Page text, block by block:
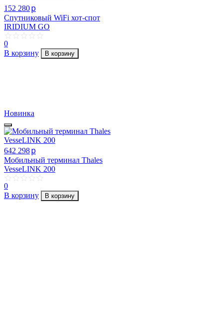
152 280p
Спутниковый WiFi хот-спот
IRIDIUM GO
0
В корзину
В корзину
Новинка
642 298p
Мобильный терминал Thales
VesseLINK 200
0
В корзину
В корзину